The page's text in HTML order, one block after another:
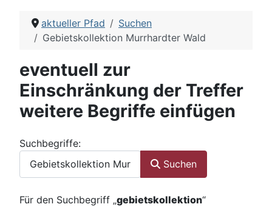
aktueller Pfad
Suchen
Gebietskollektion Murrhardter Wald
eventuell zur
Einschränkung der Treffer
weitere Begriffe einfügen
Suchformular
Suchbegriffe:
Suchen
Für den Suchbegriff „gebietskollektion“